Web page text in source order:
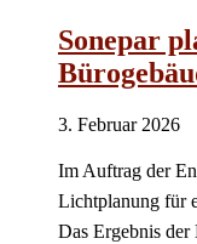
Sonepar
3. Februar 2026
Im Auftrag der
Lichtplanung für
Das Ergebnis der